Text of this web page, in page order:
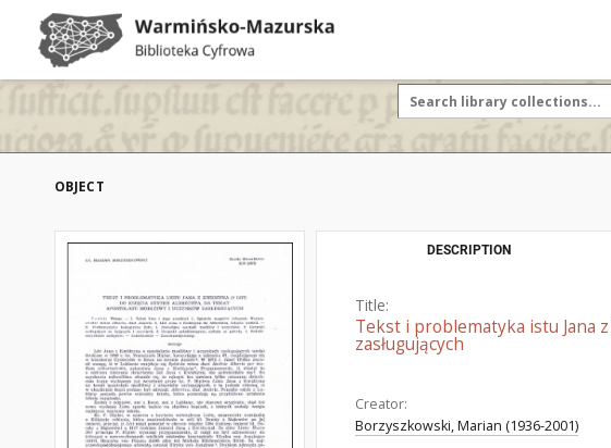
OBJECT
DESCRIPTION
Title:
Tekst i problematyka istu Jana
zasługujących
Creator:
Borzyszkowski, Marian (1936-2001)